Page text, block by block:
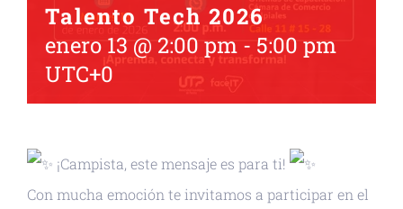
Talento Tech 2026
enero 13 @ 2:00 pm - 5:00 pm
UTC+0
¡Campista, este mensaje es para ti!
Con mucha emoción te invitamos a participar en el